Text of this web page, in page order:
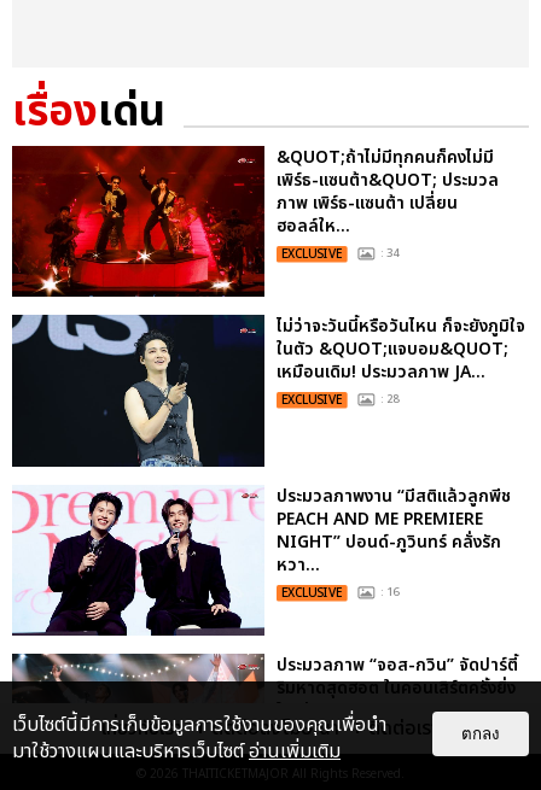
เรื่องเด่น
&QUOT;ถ้าไม่มีทุกคนก็คงไม่มี
เพิร์ธ-แซนต้า&QUOT; ประมวล
ภาพ เพิร์ธ-แซนต้า เปลี่ยน
ฮอลล์ให...
EXCLUSIVE : 34
ไม่ว่าจะวันนี้หรือวันไหน ก็จะยังภูมิใจ
ในตัว &QUOT;แจบอม&QUOT;
เหมือนเดิม! ประมวลภาพ JA...
EXCLUSIVE : 28
ประมวลภาพงาน “มีสติแล้วลูกพีช
PEACH AND ME PREMIERE
NIGHT” ปอนด์-ภูวินทร์ คลั่งรัก
หวา...
EXCLUSIVE : 16
ประมวลภาพ “จอส-กวิน” จัดปาร์ตี้
ริมหาดสุดฮอต ในคอนเสิร์ตครั้งยิ่ง
ใหญ่ “JOSS GAWIN HEAT ...
EXCLUSIVE : 34
เกี่ยวกับเรา ติดต่อลงโฆษณา ติดต่อเรา
© 2026 THAITICKETMAJOR All Rights Reserved.
เว็บไซต์นี้มีการเก็บข้อมูลการใช้งานของคุณเพื่อนำ
มาใช้วางแผนและบริหารเว็บไซต์อ่านเพิ่มเติม
ตกลง